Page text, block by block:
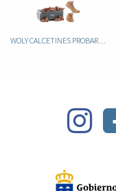
WOLY CALCETINES PROBAR CALZADO